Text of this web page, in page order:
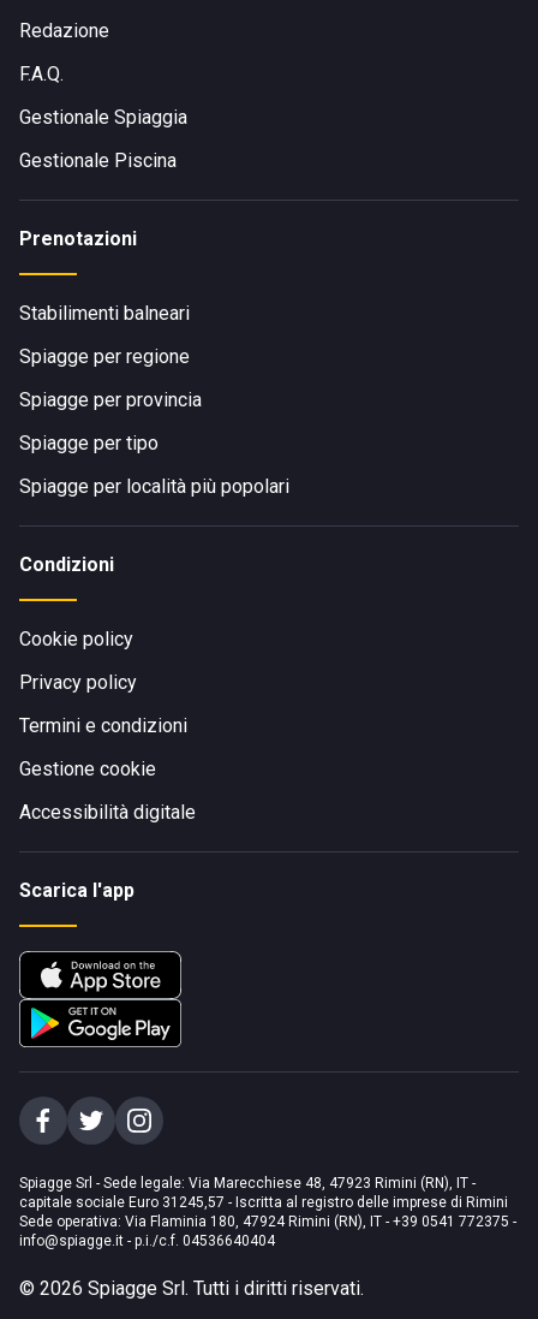
Redazione
F.A.Q.
Gestionale Spiaggia
Gestionale Piscina
Prenotazioni
Stabilimenti balneari
Spiagge per regione
Spiagge per provincia
Spiagge per tipo
Spiagge per località più popolari
Condizioni
Cookie policy
Privacy policy
Termini e condizioni
Gestione cookie
Accessibilità digitale
Scarica l'app
Spiagge Srl - Sede legale: Via Marecchiese 48, 47923 Rimini (RN), IT -
capitale sociale Euro 31245,57 - Iscritta al registro delle imprese di Rimini
Sede operativa: Via Flaminia 180, 47924 Rimini (RN), IT - +39 0541 772375 -
info@spiagge.it - p.i./c.f. 04536640404
© 2026 Spiagge Srl. Tutti i diritti riservati.